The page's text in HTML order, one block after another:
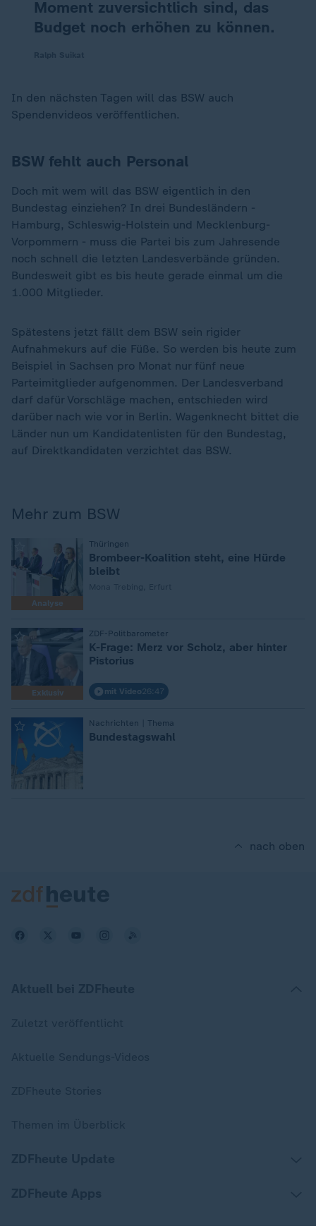
Moment zuversichtlich sind, das
Budget noch erhöhen zu können.
In den nächsten Tagen will das BSW auch
Spendenvideos veröffentlichen.
BSW fehlt auch Personal
Doch mit wem will das BSW eigentlich in den
Bundestag einziehen? In drei Bundesländern -
Hamburg, Schleswig-Holstein und Mecklenburg-
Vorpommern - muss die Partei bis zum Jahresende
noch schnell die letzten Landesverbände gründen.
Bundesweit gibt es bis heute gerade einmal um die
1.000 Mitglieder.
Spätestens jetzt fällt dem BSW sein rigider
Aufnahmekurs auf die Füße. So werden bis heute zum
Beispiel in Sachsen pro Monat nur fünf neue
Parteimitglieder aufgenommen. Der Landesverband
darf dafür Vorschläge machen, entschieden wird
darüber nach wie vor in Berlin. Wagenknecht bittet die
Länder nun um Kandidatenlisten für den Bundestag,
auf Direktkandidaten verzichtet das BSW.
Mehr zum BSW
Analyse
Thüringen
Brombeer-Koalition steht, eine Hürde
bleibt
Exklusiv
ZDF-Politbarometer
K-Frage: Merz vor Scholz, aber hinter
Pistorius
mit Video26:47
Nachrichten | Thema
Bundestagswahl
nach oben